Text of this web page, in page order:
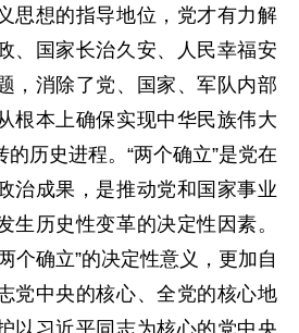
思想的指导地位，党才有力解
、国家长治久安、人民幸福安
，消除了党、国家、军队内部
根本上确保实现中华民族伟大
历史进程。“两个确立”是党在
治成果，是推动党和国家事业
生历史性变革的决定性因素。
个确立”的决定性意义，更加自
党中央的核心、全党的核心地